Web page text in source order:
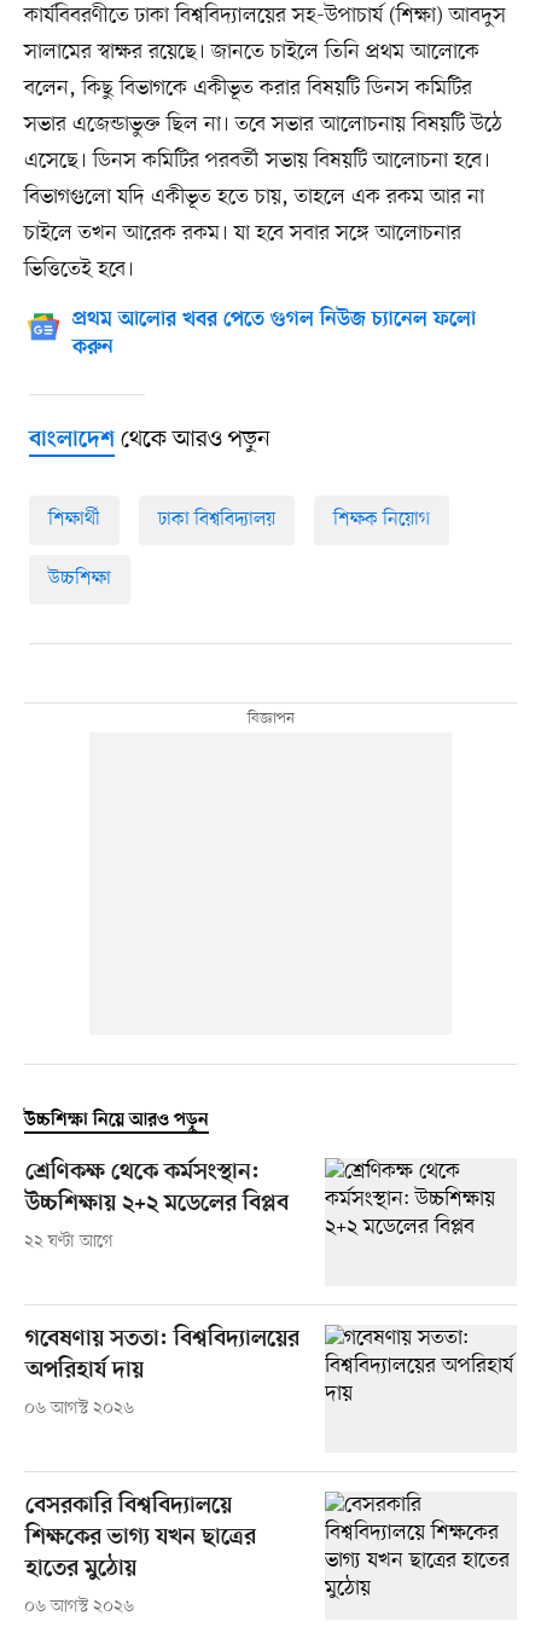
কার্যবিবরণীতে ঢাকা বিশ্ববিদ্যালয়ের সহ-উপাচার্য (শিক্ষা) আবদুস
সালামের স্বাক্ষর রয়েছে। জানতে চাইলে তিনি প্রথম আলোকে
বলেন, কিছু বিভাগকে একীভূত করার বিষয়টি ডিনস কমিটির
সভার এজেন্ডাভুক্ত ছিল না। তবে সভার আলোচনায় বিষয়টি উঠে
এসেছে। ডিনস কমিটির পরবর্তী সভায় বিষয়টি আলোচনা হবে।
বিভাগগুলো যদি একীভূত হতে চায়, তাহলে এক রকম আর না
চাইলে তখন আরেক রকম। যা হবে সবার সঙ্গে আলোচনার
ভিত্তিতেই হবে।
প্রথম আলোর খবর পেতে গুগল নিউজ চ্যানেল ফলো
করুন
বাংলাদেশথেকে আরও পড়ুন
শিক্ষার্থী ঢাকা বিশ্ববিদ্যালয় শিক্ষক নিয়োগ
উচ্চশিক্ষা
উচ্চশিক্ষা নিয়ে আরও পড়ুন
শ্রেণিকক্ষ থেকে কর্মসংস্থান:
উচ্চশিক্ষায় ২+২ মডেলের বিপ্লব
২২ ঘণ্টা আগে
গবেষণায় সততা: বিশ্ববিদ্যালয়ের
অপরিহার্য দায়
০৬ আগস্ট ২০২৬
বেসরকারি বিশ্ববিদ্যালয়ে
শিক্ষকের ভাগ্য যখন ছাত্রের
হাতের মুঠোয়
০৬ আগস্ট ২০২৬